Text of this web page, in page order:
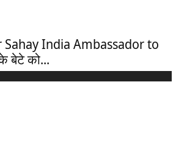
India Ambassador to
बेटे को...